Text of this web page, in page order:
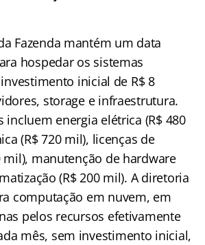
Fazenda mantém um data
hospedar os sistemas
inicial de R$ 8
storage e infraestrutura.
incluem energia elétrica (R$ 480
(R$ 720 mil), licenças de
mil), manutenção de hardware
(R$ 200 mil). A diretoria
computação em nuvem, em
pelos recursos efetivamente
mês, sem investimento inicial,